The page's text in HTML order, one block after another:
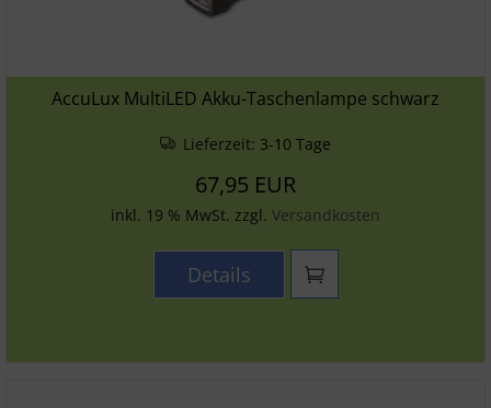
AccuLux MultiLED Akku-Taschenlampe schwarz
Lieferzeit: 3-10 Tage
67,95 EUR
inkl. 19 % MwSt. zzgl. Versandkosten
Details